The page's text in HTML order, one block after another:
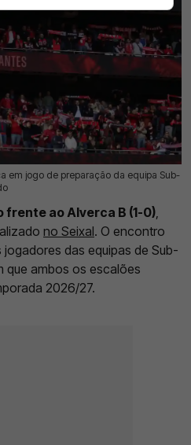
em jogo de preparação da equipa Sub-
ao Alverca B (1-0)
no Seixal. O encontro
das equipas de Sub-
que ambos os escalões
2026/27.